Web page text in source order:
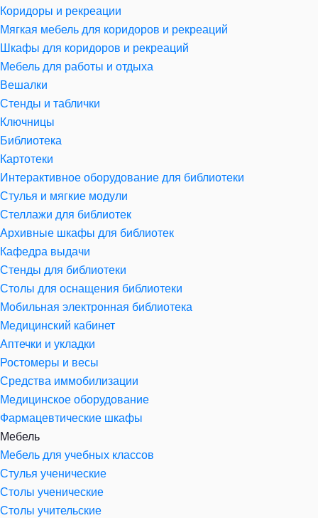
Коридоры и рекреации
Мягкая мебель для коридоров и рекреаций
Шкафы для коридоров и рекреаций
Мебель для работы и отдыха
Вешалки
Стенды и таблички
Ключницы
Библиотека
Картотеки
Интерактивное оборудование для библиотеки
Стулья и мягкие модули
Стеллажи для библиотек
Архивные шкафы для библиотек
Кафедра выдачи
Стенды для библиотеки
Столы для оснащения библиотеки
Мобильная электронная библиотека
Медицинский кабинет
Аптечки и укладки
Ростомеры и весы
Средства иммобилизации
Медицинское оборудование
Фармацевтические шкафы
Мебель
Мебель для учебных классов
Стулья ученические
Столы ученические
Столы учительские